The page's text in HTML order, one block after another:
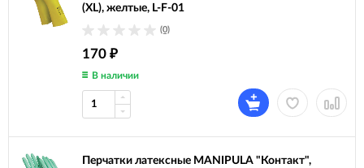
(XL), желтые, L-F-01
(0)
170 ₽
В наличии
Перчатки латексные MANIPULA "Контакт",